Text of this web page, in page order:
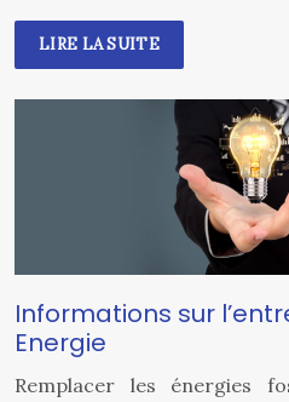
LIRE LA SUITE
Informations sur
Energie
Remplacer les énergies